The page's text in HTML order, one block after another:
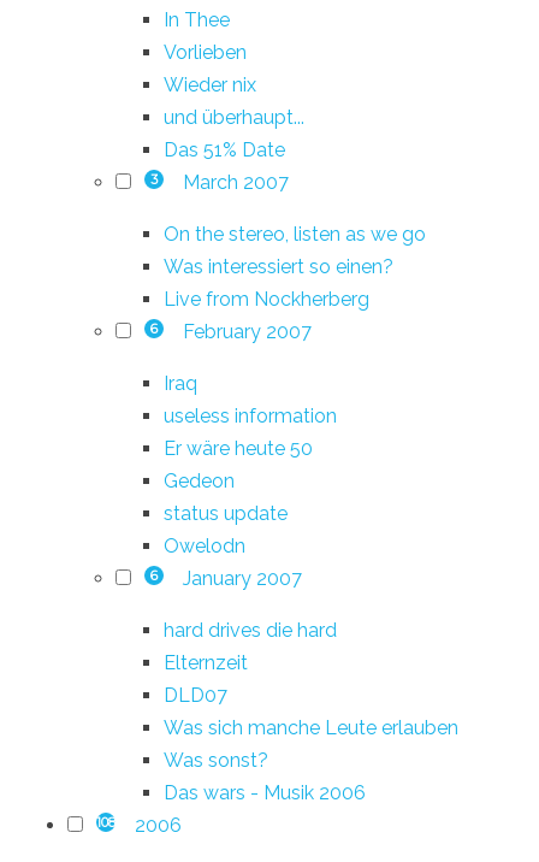
In Thee
Vorlieben
Wieder nix
und überhaupt...
Das 51% Date
3 March 2007
On the stereo, listen as we go
Was interessiert so einen?
Live from Nockherberg
6 February 2007
Iraq
useless information
Er wäre heute 50
Gedeon
status update
Owelodn
6 January 2007
hard drives die hard
Elternzeit
DLD07
Was sich manche Leute erlauben
Was sonst?
Das wars - Musik 2006
108 2006